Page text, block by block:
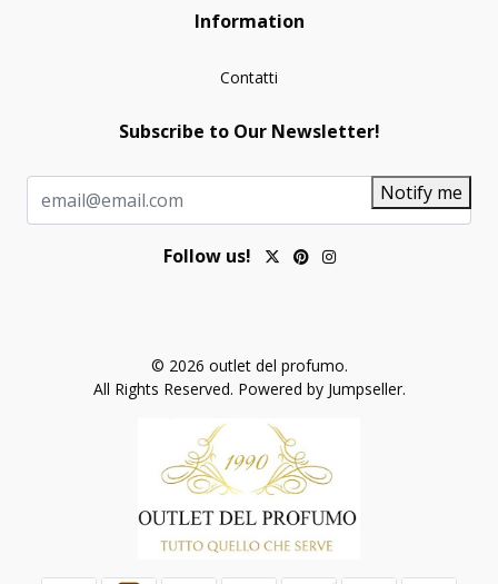
Information
Contatti
Subscribe to Our Newsletter!
Notify me
Follow us!
© 2026 outlet del profumo.
All Rights Reserved. Powered by Jumpseller.